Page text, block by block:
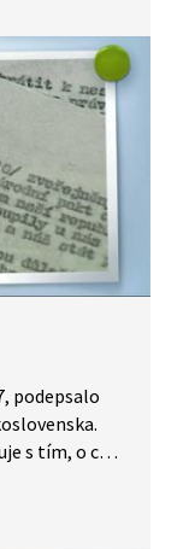
Václava
práv.
podepsalo
s tím, o co
1976